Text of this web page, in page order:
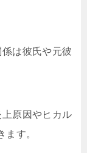
は彼氏や元彼
原因やヒカル
す。